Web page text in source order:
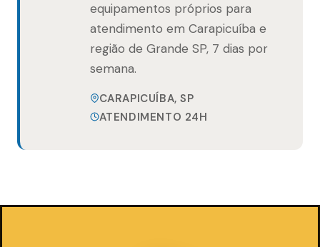
equipamentos próprios para
atendimento em Carapicuíba e
região de Grande SP, 7 dias por
semana.
CARAPICUÍBA, SP
ATENDIMENTO 24H